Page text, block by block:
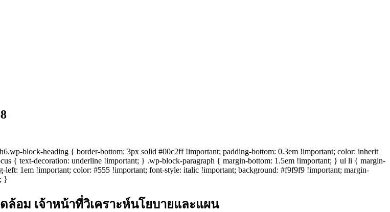
block-heading { border-bottom: 3px solid #00c2ff !important; padding-bottom: 0.3em !important; color: inherit
{ text-decoration: underline !important; } .wp-block-paragraph { margin-bottom: 1.5em !important; } ul li { margin-
1em !important; color: #555 !important; font-style: italic !important; background: #f9f9f9 !important; margin-
}
อม เจ้าหน้าที่วิเคราะห์นโยบายและแผน